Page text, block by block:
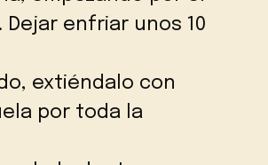
enfriar unos 10
extiéndalo con
por toda la